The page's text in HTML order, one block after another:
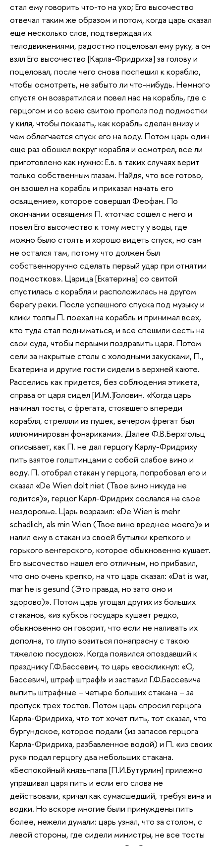
стал ему говорить что-то на ухо; Его высочество
отвечал таким же образом и потом, когда царь сказал
еще несколько слов, подтверждая их
телодвижениями, радостно поцеловал ему руку, а он
взял Его высочество [Карла-Фридриха] за голову и
поцеловал, после чего снова поспешил к кораблю,
чтобы осмотреть, не забыто ли что-нибудь. Немного
спустя он возвратился и повел нас на корабль, где с
герцогом и со всею свитою прополз под подмостки
у киля, чтобы показать, как корабль сделан внизу и
чем облегчается спуск его на воду. Потом царь один
еще раз обошел вокруг корабля и осмотрел, все ли
приготовлено как нужно: Е.в. в таких случаях верит
только собственным глазам. Найдя, что все готово,
он взошел на корабль и приказал начать его
освящение», которое совершал Феофан. По
окончании освящения П. «тотчас сошел с него и
повел Его высочество к тому месту у воды, где
можно было стоять и хорошо видеть спуск, но сам
не остался там, потому что должен был
собственноручно сделать первый удар при отнятии
подмостков». Царица [Екатерина] со свитой
спустилась с корабля и расположилась на другом
берегу реки. После успешного спуска под музыку и
клики толпы П. поехал на корабль и принимал всех,
кто туда стал подниматься, и все спешили сесть на
свои суда, чтобы первыми поздравить царя. Потом
сели за накрытые столы с холодными закусками, П.,
Екатерина и другие гости сидели в верхней каюте.
Расселись как придется, без соблюдения этикета,
справа от царя сидел [И.М.]Головин. «Когда царь
начинал тосты, с фрегата, стоявшего впереди
корабля, стреляли из пушек, вечером фрегат был
иллюминирован фонариками». Далее Ф.В.Берхгольц
описывает, как П. не дал герцогу Карлу-Фридриху
пить взятое голштинцами с собой слабое вино и
воду. П. отобрал стакан у герцога, попробовал его и
сказал «De Wien dolt niet (Твое вино никуда не
годится)», герцог Карл-Фридрих сослался на свое
нездоровье. Царь возразил: «De Wien is mehr
schadlich, als min Wien (Твое вино вреднее моего)» и
налил ему в стакан из своей бутылки крепкого и
горького венгерского, которое обыкновенно кушает.
Его высочество нашел его отличным, но прибавил,
что оно очень крепко, на что царь сказал: «Dat is war,
mar he is gesund (Это правда, но зато оно и
здорово)». Потом царь угощал других из больших
стаканов, «из кубков государь кушает редко,
обыкновенно он говорит, что если не наливать их
дополна, то глупо возиться понапрасну с такою
тяжелою посудою». Когда появился опоздавший к
празднику Г.Ф.Бассевич, то царь «воскликнул: «О,
Бассевич!, штраф штраф!» и заставил Г.Ф.Бассевича
выпить штрафные – четыре больших стакана – за
пропуск трех тостов. Потом царь спросил герцога
Карла-Фридриха, что тот хочет пить, тот сказал, что
бургундское, которое подали (из запасов герцога
Карла-Фридриха, разбавленное водой) и П. «из своих
рук» подал герцогу два небольших стакана.
«Беспокойный князь-папа [П.И.Бутурлин] прилежно
упрашивал царя пить и если его слова не
действовали, кричал как сумасшедший, требуя вина и
водки. Но вскоре многие были принуждены пить
более, нежели думали: царь узнал, что за столом, с
левой стороны, где сидели министры, не все тосты